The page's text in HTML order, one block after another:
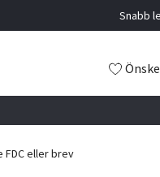
Snabb
FDC eller brev